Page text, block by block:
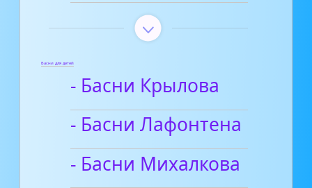
Басни для детей
- Басни Крылова
- Басни Лафонтена
- Басни Михалкова